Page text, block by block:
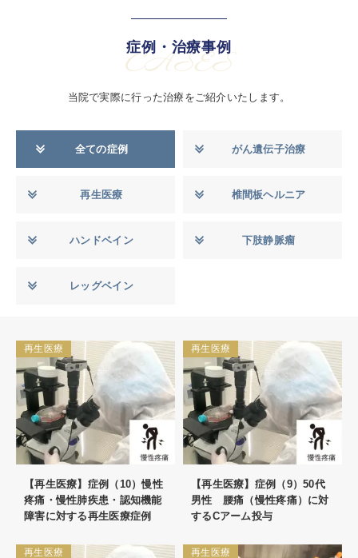
症例・治療事例
CASES
当院で実際に行った治療をご紹介いたします。
全ての症例 がん遺伝子治療
再生医療 椎間板ヘルニア
ハンドベイン 下肢静脈瘤
レッグベイン
再生医療
【再生医療】症例（10）慢性
疼痛・慢性肺疾患・認知機能
障害に対する再生医療症例
再生医療
【再生医療】症例（9）50代
男性 腰痛（慢性疼痛）に対
するCアーム投与
再生医療 再生医療